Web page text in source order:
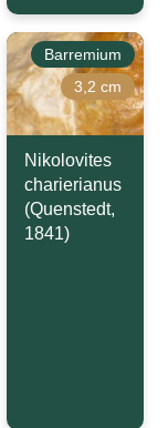
Barremium
3,2 cm
Nikolovites
charierianus
(Quenstedt,
1841)